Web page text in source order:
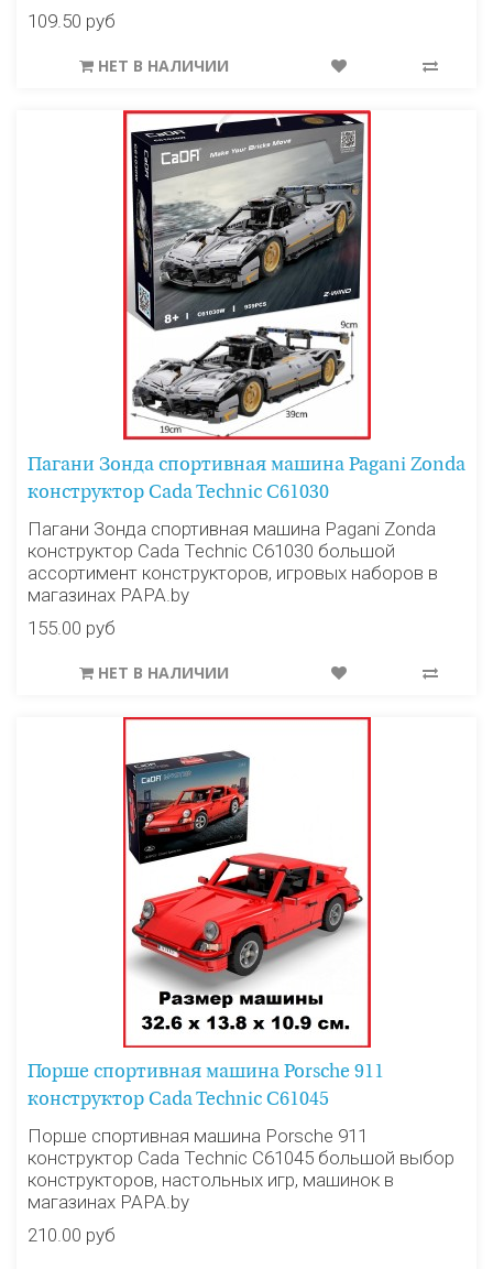
109.50 руб
НЕТ В НАЛИЧИИ
Пагани Зонда спортивная машина Pagani Zonda
конструктор Cada Technic C61030
Пагани Зонда спортивная машина Pagani Zonda
конструктор Cada Technic C61030 большой
ассортимент конструкторов, игровых наборов в
магазинах PAPA.by
155.00 руб
НЕТ В НАЛИЧИИ
Порше спортивная машина Porsche 911
конструктор Cada Technic C61045
Порше спортивная машина Porsche 911
конструктор Cada Technic C61045 большой выбор
конструкторов, настольных игр, машинок в
магазинах PAPA.by
210.00 руб